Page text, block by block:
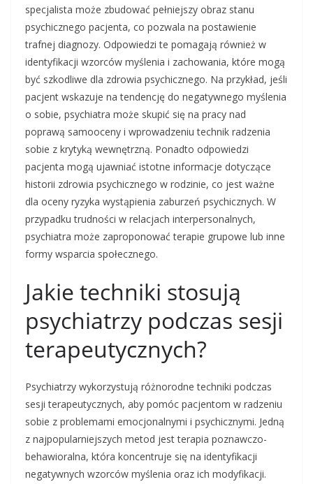
specjalista może zbudować pełniejszy obraz stanu
psychicznego pacjenta, co pozwala na postawienie
trafnej diagnozy. Odpowiedzi te pomagają również w
identyfikacji wzorców myślenia i zachowania, które mogą
być szkodliwe dla zdrowia psychicznego. Na przykład, jeśli
pacjent wskazuje na tendencję do negatywnego myślenia
o sobie, psychiatra może skupić się na pracy nad
poprawą samooceny i wprowadzeniu technik radzenia
sobie z krytyką wewnętrzną. Ponadto odpowiedzi
pacjenta mogą ujawniać istotne informacje dotyczące
historii zdrowia psychicznego w rodzinie, co jest ważne
dla oceny ryzyka wystąpienia zaburzeń psychicznych. W
przypadku trudności w relacjach interpersonalnych,
psychiatra może zaproponować terapie grupowe lub inne
formy wsparcia społecznego.
Jakie techniki stosują
psychiatrzy podczas sesji
terapeutycznych?
Psychiatrzy wykorzystują różnorodne techniki podczas
sesji terapeutycznych, aby pomóc pacjentom w radzeniu
sobie z problemami emocjonalnymi i psychicznymi. Jedną
z najpopularniejszych metod jest terapia poznawczo-
behawioralna, która koncentruje się na identyfikacji
negatywnych wzorców myślenia oraz ich modyfikacji.